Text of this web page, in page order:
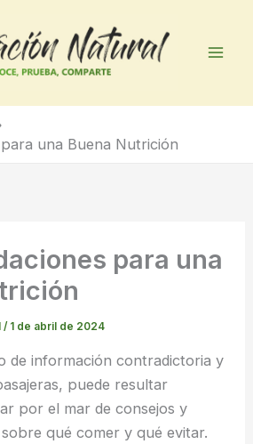
una Buena Nutrición
para una
/ 1 de abril de 2024
de información contradictoria y
puede resultar
por el mar de consejos y
qué comer y qué evitar.